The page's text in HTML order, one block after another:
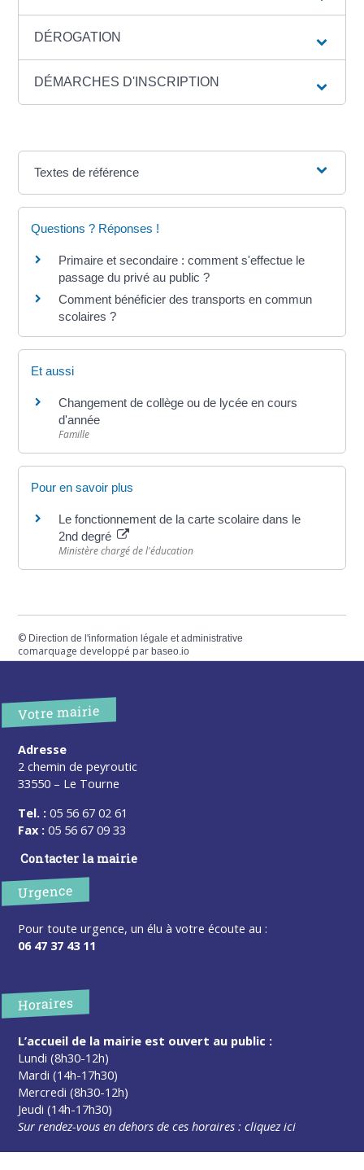
DÉROGATION
DÉMARCHES D'INSCRIPTION
Textes de référence
Questions ? Réponses !
Primaire et secondaire : comment s'effectue le
passage du privé au public ?
Comment bénéficier des transports en commun
scolaires ?
Et aussi
Changement de collège ou de lycée en cours
d'année
Famille
Pour en savoir plus
Le fonctionnement de la carte scolaire dans le
2nd degré
Ministère chargé de l'éducation
© Direction de l'information légale et administrative
comarquage developpé parbaseo.io
Votre mairie
Adresse
2 chemin de peyroutic
33550 – Le Tourne
Tel. : 05 56 67 02 61
Fax : 05 56 67 09 33
Contacter la mairie
Urgence
Pour toute urgence, un élu à votre écoute au :
06 47 37 43 11
Horaires
L’accueil de la mairie est ouvert au public :
Lundi (8h30-12h)
Mardi (14h-17h30)
Mercredi (8h30-12h)
Jeudi (14h-17h30)
Sur rendez-vous en dehors de ces horaires :cliquez ici